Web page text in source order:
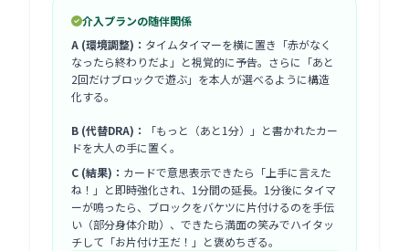
介入プランの随伴関係
A (環境調整)： タイムタイマーを横に置き「赤がなく
なったら終わりだよ」と視覚的に予告。さらに「あと
2回だけブロックで遊ぶ」を本人が選べるように構造
化する。
B (代替DRA)：
「もっと（あと1分）」と書かれたカー
ドを大人の手に置く。
C (結果)： カードで意思表示できたら「上手に言えた
ね！」と即時強化され、1分間の延長。1分後にタイマ
ーが鳴ったら、ブロックをバケツに片付けるのを手伝
い（部分身体介助）、できたら満面の笑みでハイタッ
チして「お片付け王だ！」と褒めちぎる。